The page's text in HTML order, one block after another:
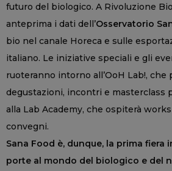
futuro del biologico. A Rivoluzione
anteprima i dati dell’Osservatorio
bio nel canale Horeca e sulle
italiano. Le iniziative speciali e gli
ruoteranno intorno all’OoH Lab!, che
degustazioni, incontri e masterclass
alla Lab Academy, che ospiterà
convegni.
Sana Food è, dunque, la prima fiera
porte al mondo del biologico e del